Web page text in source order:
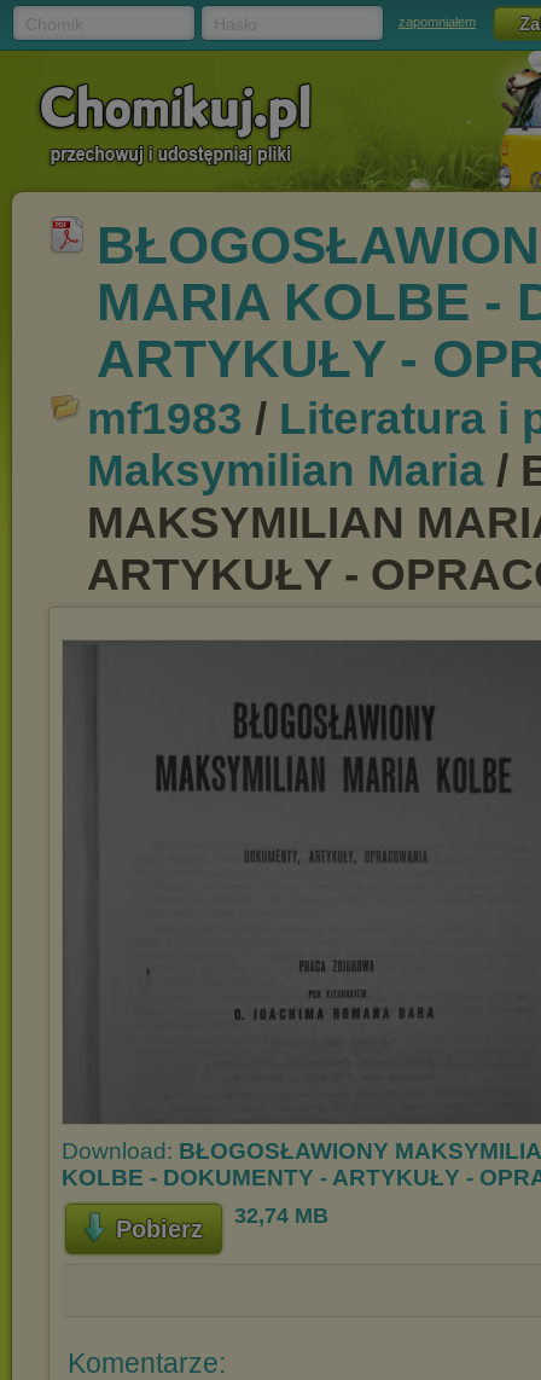
zapomniałem
MARIA KOLBE -
ARTYKUŁY -
mf1983 / Literatura i
Maksymilian Maria /
MAKSYMILIAN
ARTYKUŁY -
Download: BŁOGOSŁAWIONY
KOLBE - DOKUMENTY - ARTYKUŁY -
Pobierz 32,74 MB
Komentarze: